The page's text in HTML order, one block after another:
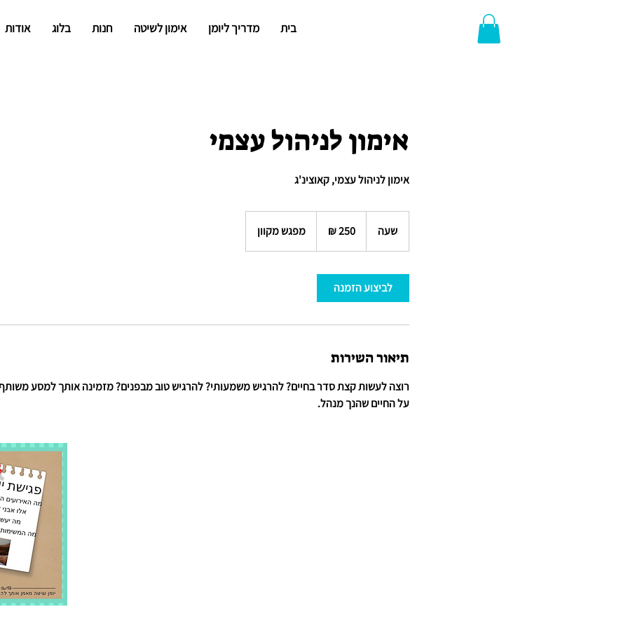
בית מדריך ליומן אימון לשיטה חנות בלוג אודות
אימון לניהול עצמי
אימון לניהול עצמי, קאוצינ'ג
שעה
ע
חדשים
מפגש מקוון
לביצוע הזמנה
תיאור השירות
רוצה לעשות קצת סדר בחיים? להרגיש משמעותי? להרגיש טוב מבפנים? מזמינה אותך למסע
על החיים שהנך מנהל.